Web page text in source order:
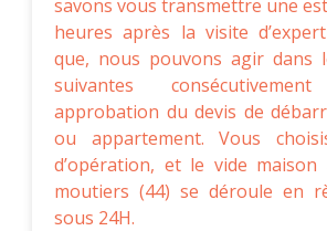
savons vous transmettre une
heures après la visite
que, nous pouvons agir dans
suivantes
approbation du devis de
ou appartement. Vous
d’opération, et le vide maison
moutiers (44) se déroule en
sous 24H.